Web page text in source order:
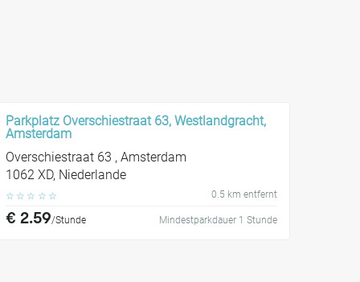
Parkplatz Overschiestraat 63, Westlandgracht,
Amsterdam
Overschiestraat 63 , Amsterdam
1062 XD, Niederlande
☆ ☆ ☆ ☆ ☆ 0.5 km entfernt
€ 2.59/Stunde Mindestparkdauer 1 Stunde